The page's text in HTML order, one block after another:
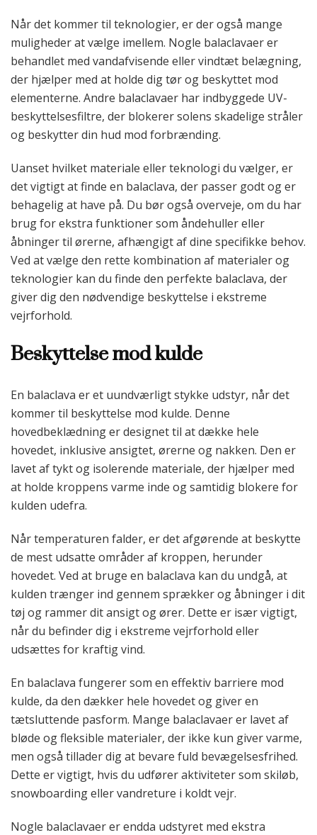
Når det kommer til teknologier, er der også mange
muligheder at vælge imellem. Nogle balaclavaer er
behandlet med vandafvisende eller vindtæt belægning,
der hjælper med at holde dig tør og beskyttet mod
elementerne. Andre balaclavaer har indbyggede UV-
beskyttelsesfiltre, der blokerer solens skadelige stråler
og beskytter din hud mod forbrænding.
Uanset hvilket materiale eller teknologi du vælger, er
det vigtigt at finde en balaclava, der passer godt og er
behagelig at have på. Du bør også overveje, om du har
brug for ekstra funktioner som åndehuller eller
åbninger til ørerne, afhængigt af dine specifikke behov.
Ved at vælge den rette kombination af materialer og
teknologier kan du finde den perfekte balaclava, der
giver dig den nødvendige beskyttelse i ekstreme
vejrforhold.
Beskyttelse mod kulde
En balaclava er et uundværligt stykke udstyr, når det
kommer til beskyttelse mod kulde. Denne
hovedbeklædning er designet til at dække hele
hovedet, inklusive ansigtet, ørerne og nakken. Den er
lavet af tykt og isolerende materiale, der hjælper med
at holde kroppens varme inde og samtidig blokere for
kulden udefra.
Når temperaturen falder, er det afgørende at beskytte
de mest udsatte områder af kroppen, herunder
hovedet. Ved at bruge en balaclava kan du undgå, at
kulden trænger ind gennem sprækker og åbninger i dit
tøj og rammer dit ansigt og ører. Dette er især vigtigt,
når du befinder dig i ekstreme vejrforhold eller
udsættes for kraftig vind.
En balaclava fungerer som en effektiv barriere mod
kulde, da den dækker hele hovedet og giver en
tætsluttende pasform. Mange balaclavaer er lavet af
bløde og fleksible materialer, der ikke kun giver varme,
men også tillader dig at bevare fuld bevægelsesfrihed.
Dette er vigtigt, hvis du udfører aktiviteter som skiløb,
snowboarding eller vandreture i koldt vejr.
Nogle balaclavaer er endda udstyret med ekstra